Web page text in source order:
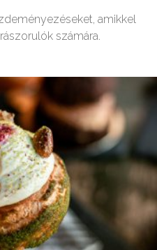
amikkel
számára.